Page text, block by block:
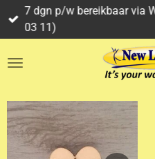
Ga
direct
de
7 dgn p/w bereikbaar via
03 11)